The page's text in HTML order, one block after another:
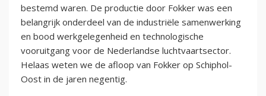
bestemd waren. De productie door Fokker was een
belangrijk onderdeel van de industriële samenwerking
en bood werkgelegenheid en technologische
vooruitgang voor de Nederlandse luchtvaartsector.
Helaas weten we de afloop van Fokker op Schiphol-
Oost in de jaren negentig.